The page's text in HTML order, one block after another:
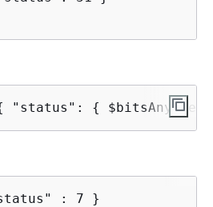
"status": {
: 7 }